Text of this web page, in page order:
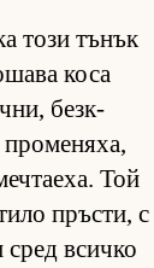
този тъ­нък
коса
без­к­
Той
пръс­ти, с
сред всичко